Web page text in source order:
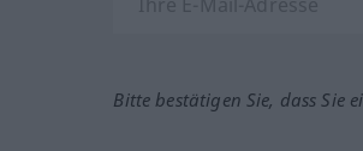
Bitte bestätigen Sie, dass Sie